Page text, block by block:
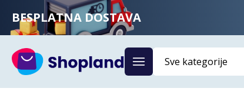
BESPLATNA DOSTAVA